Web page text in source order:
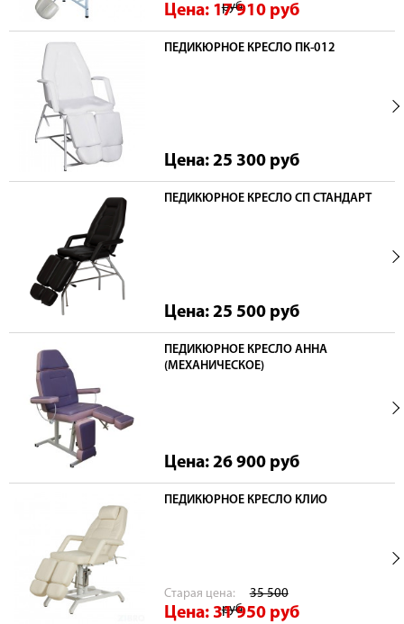
руб
Цена: 17 910 руб
ПЕДИКЮРНОЕ КРЕСЛО ПК-012
Цена: 25 300 руб
ПЕДИКЮРНОЕ КРЕСЛО СП СТАНДАРТ
Цена: 25 500 руб
ПЕДИКЮРНОЕ КРЕСЛО АННА
(МЕХАНИЧЕСКОЕ)
Цена: 26 900 руб
ПЕДИКЮРНОЕ КРЕСЛО КЛИО
Cтарая цена:
35 500
руб
Цена: 31 950 руб